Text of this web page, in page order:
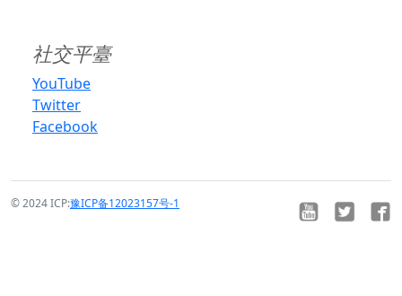
社交平臺
YouTube
Twitter
Facebook
© 2024 ICP:豫ICP备12023157号-1